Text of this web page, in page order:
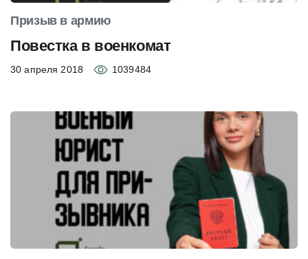
Призыв в армию
Повестка в военкомат
30 апреля 2018 1039484